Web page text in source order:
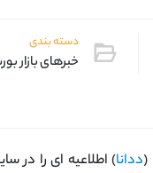
دسته بندی
خبرهای بازار
(ددانا) اطلاعیه ای را در